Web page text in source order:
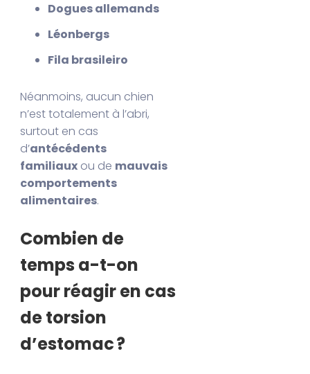
Dogues allemands
Léonbergs
Fila brasileiro
Néanmoins, aucun chien
n’est totalement à l’abri,
surtout en cas
d’antécédents
familiaux ou de mauvais
comportements
alimentaires.
Combien de
temps a-t-on
pour réagir en cas
de torsion
d’estomac ?